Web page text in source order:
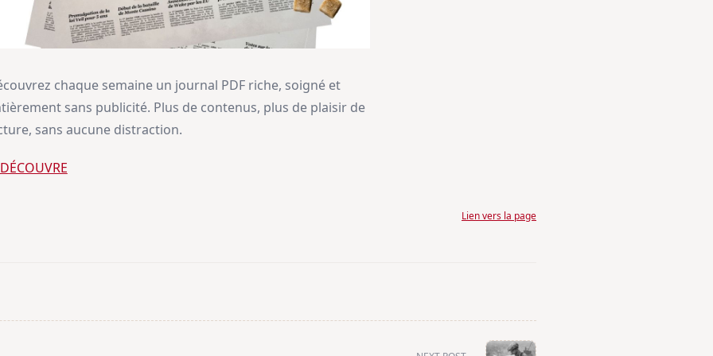
chaque semaine un journal PDF riche, soigné et
sans publicité. Plus de contenus, plus de plaisir de
sans aucune distraction.
DÉCOUVRE
Lien vers la page